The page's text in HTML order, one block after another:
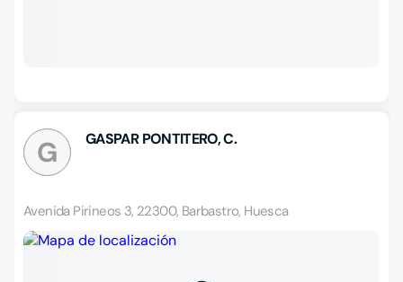
G GASPAR PONTITERO, C.
Avenida Pirineos 3, 22300, Barbastro, Huesca